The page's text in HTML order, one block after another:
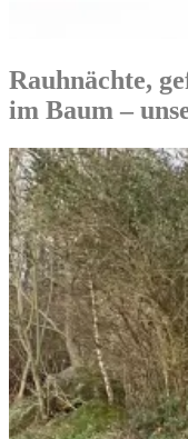
Rauhnächte,
im Baum –